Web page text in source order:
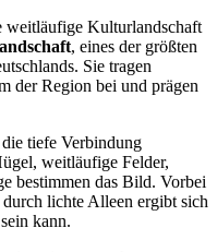
weitläufige Kulturlandschaft
, eines der größten
Sie tragen
der Region bei und prägen
tiefe Verbindung
weitläufige Felder,
bestimmen das Bild. Vorbei
lichte Alleen ergibt sich
kann.